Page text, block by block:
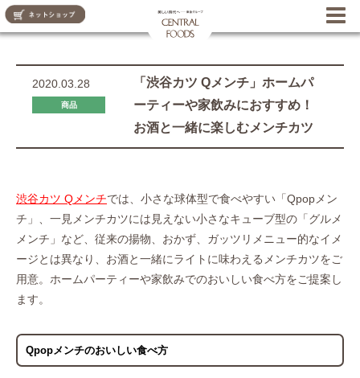
2020.03.28
商品
「渋谷カツ Qメンチ」ホームパ
ーティーや家飲みにおすすめ！
お酒と一緒に楽しむメンチカツ
渋谷カツ Qメンチでは、小さな球体型で食べやすい「Qpopメン
チ」、一見メンチカツには見えない小さなキューブ型の「グルメ
メンチ」など、従来の揚物、おかず、ガッツリメニュー的なイメ
ージとは異なり、お酒と一緒にライトに味わえるメンチカツをご
用意。ホームパーティーや家飲みでのおいしい食べ方をご提案し
ます。
Qpopメンチのおいしい食べ方